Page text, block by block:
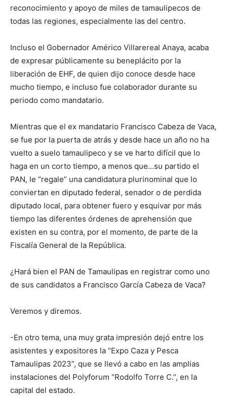
reconocimiento y apoyo de miles de tamaulipecos de
todas las regiones, especialmente las del centro.
Incluso el Gobernador Américo Villarereal Anaya, acaba
de expresar públicamente su beneplácito por la
liberación de EHF, de quien dijo conoce desde hace
mucho tiempo, e incluso fue colaborador durante su
periodo como mandatario.
Mientras que el ex mandatario Francisco Cabeza de Vaca,
se fue por la puerta de atrás y desde hace un año no ha
vuelto a suelo tamaulipeco y se ve harto difícil que lo
haga en un corto tiempo, a menos que…su partido el
PAN, le “regale” una candidatura plurinominal que lo
conviertan en diputado federal, senador o de perdida
diputado local, para obtener fuero y esquivar por más
tiempo las diferentes órdenes de aprehensión que
existen en su contra, por el momento, de parte de la
Fiscalía General de la República.
¿Hará bien el PAN de Tamaulipas en registrar como uno
de sus candidatos a Francisco García Cabeza de Vaca?
Veremos y diremos.
-En otro tema, una muy grata impresión dejó entre los
asistentes y expositores la “Expo Caza y Pesca
Tamaulipas 2023”, que se llevó a cabo en las amplias
instalaciones del Polyforum “Rodolfo Torre C.”, en la
capital del estado.